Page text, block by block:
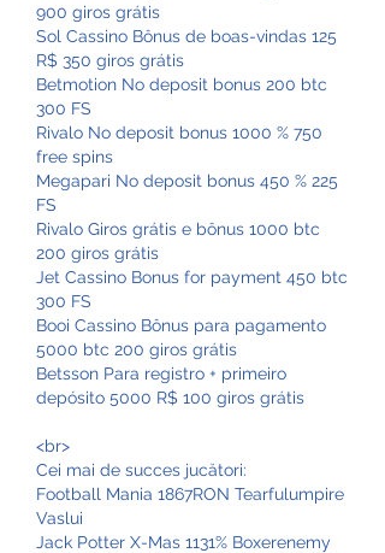
900 giros grátis
Sol Cassino Bônus de boas-vindas 125
R$ 350 giros grátis
Betmotion No deposit bonus 200 btc
300 FS
Rivalo No deposit bonus 1000 % 750
free spins
Megapari No deposit bonus 450 % 225
FS
Rivalo Giros grátis e bônus 1000 btc
200 giros grátis
Jet Cassino Bonus for payment 450 btc
300 FS
Booi Cassino Bônus para pagamento
5000 btc 200 giros grátis
Betsson Para registro + primeiro
depósito 5000 R$ 100 giros grátis
<br>
Cei mai de succes jucători:
Football Mania 1867RON Tearfulumpire
Vaslui
Jack Potter X-Mas 1131% Boxerenemy